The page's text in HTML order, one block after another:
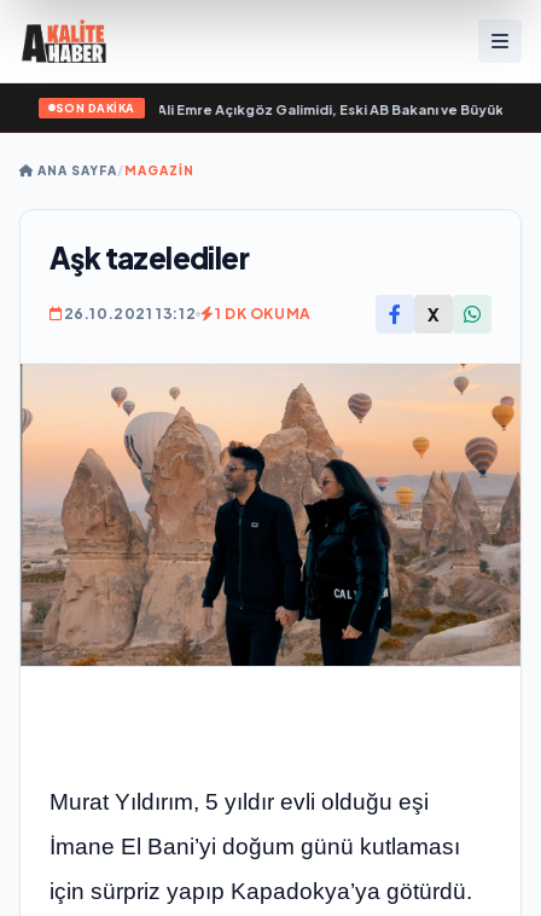
SON DAKİKA
“ yayımlandı• Ali Emre Açıkgöz Galimidi, Eski AB Bakanı ve Büyükelçi
ANA SAYFA/MAGAZİN
Aşk tazelediler
26.10.2021 13:12 1 DK OKUMA X
Murat Yıldırım, 5 yıldır evli olduğu eşi
İmane El Bani’yi doğum günü kutlaması
için sürpriz yapıp Kapadokya’ya götürdü.